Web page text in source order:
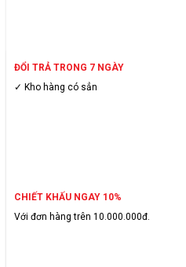
ĐỔI TRẢ TRONG 7 NGÀY
✓ Kho hàng có sẳn
CHIẾT KHẤU NGAY 10%
Với đơn hàng trên 10.000.000đ.